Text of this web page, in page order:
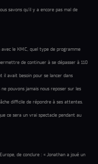
savons qu’il y a encore pas mal de
le KMC, quel type de programme
de continuer à se dépasser à 110
il avait besoin pour se lancer dans
pouvons jamais nous reposer sur les
difficile de répondre à ses attentes.
ce sera un vrai spectacle pendant au
de conclure : « Jonathan a joué un